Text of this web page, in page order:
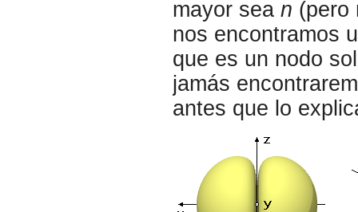
mayor sea n (pero
nos encontramos
que es un nodo
jamás
antes que lo